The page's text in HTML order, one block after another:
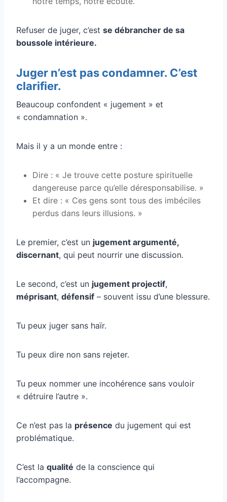
Refuser de juger, c’est se débrancher de sa
boussole intérieure.
Juger n’est pas condamner. C’est
clarifier.
Beaucoup confondent « jugement » et
« condamnation ».
Mais il y a un monde entre :
Dire : « Je trouve cette posture spirituelle
dangereuse parce qu’elle déresponsabilise. »
Et dire : « Ces gens sont tous des imbéciles
perdus dans leurs illusions. »
Le premier, c’est un jugement argumenté,
discernant, qui peut nourrir une discussion.
Le second, c’est un jugement projectif,
méprisant, défensif – souvent issu d’une blessure.
Tu peux juger sans haïr.
Tu peux dire non sans rejeter.
Tu peux nommer une incohérence sans vouloir
« détruire l’autre ».
Ce n’est pas la présence du jugement qui est
problématique.
C’est la qualité de la conscience qui
l’accompagne.